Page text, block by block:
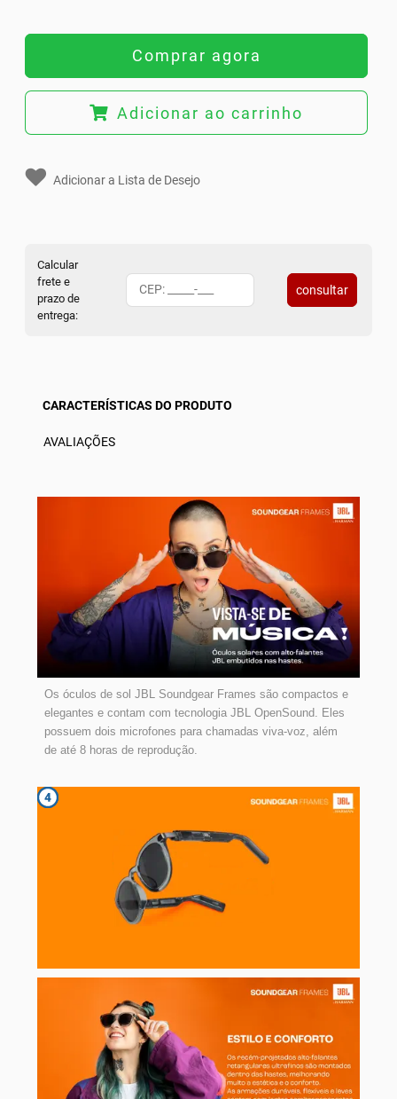
Comprar agora
Adicionar ao carrinho
Adicionar a Lista de Desejo
Calcular
frete e
prazo de
entrega:
consultar
CARACTERÍSTICAS DO PRODUTO
AVALIAÇÕES